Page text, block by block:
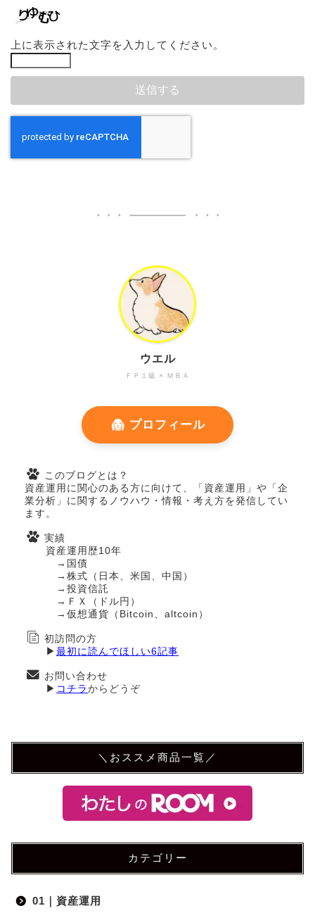
上に表示された文字を入力してください。
ＦＰ１級 × ＭＢＡ
ウエル
プロフィール
このブログとは？
資産運用に関心のある方に向けて、「資産運用」や「企
業分析」に関するノウハウ・情報・考え方を発信してい
ます。
実績
資産運用歴10年
→国債
→株式（日本、米国、中国）
→投資信託
→ＦＸ（ドル円）
→仮想通貨（Bitcoin、altcoin）
初訪問の方
▶ 最初に読んでほしい6記事
お問い合わせ
▶ コチラ からどうぞ
＼おススメ商品一覧／
カテゴリー
01｜資産運用